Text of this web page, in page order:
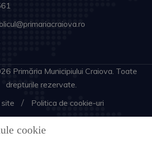
Primăria Municipiului Craiova. Toate
drepturile rezervate.
Politica de cookie-uri
cookie